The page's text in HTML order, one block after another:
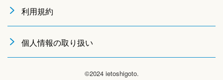
利用規約
個人情報の取り扱い
©2024 ietoshigoto.